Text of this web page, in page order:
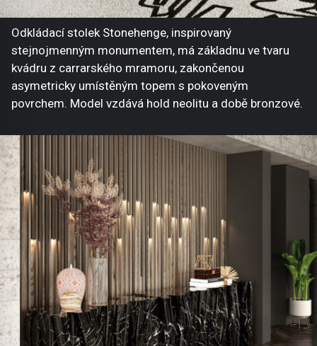
Odkládací stolek Stonehenge, inspirovaný
stejnojmenným monumentem, má základnu ve tvaru
kvádru z carrarského mramoru, zakončenou
asymetricky umístěným topem s pokoveným
povrchem. Model vzdává hold neolitu a době bronzové.